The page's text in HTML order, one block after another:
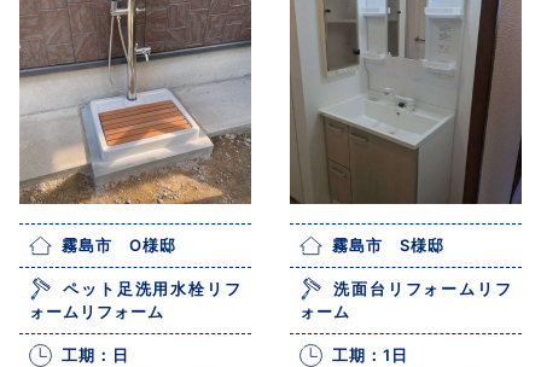
霧島市 O様邸
ペット足洗用水栓リフ
ォームリフォーム
工期：日
霧島市 S様邸
洗面台リフォームリフ
ォーム
工期：1日